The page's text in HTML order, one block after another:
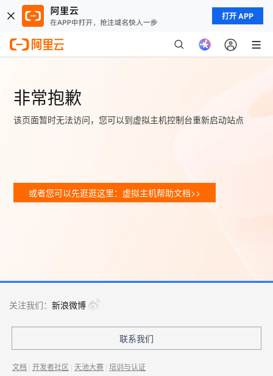
打开 APP
非常抱歉
该页面暂时无法访问，您可以到虚拟主机控制台重新启动站点
或者您可以先逛逛这里：虚拟主机帮助文档>>